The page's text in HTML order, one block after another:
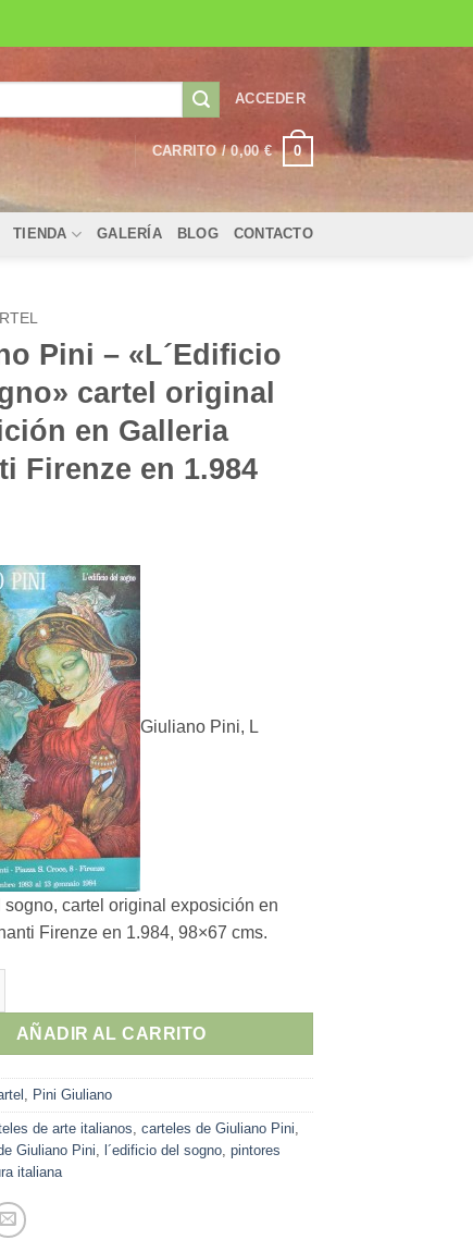
ACCEDER
CARRITO /0,00€ 0
TIENDA GALERÍA BLOG CONTACTO
Pini – «L´Edificio
cartel original
en Galleria
Firenze en 1.984
Giuliano Pini, L
sogno, cartel original exposición en
Firenze en 1.984, 98×67 cms.
- "L´Edificio del sogno" cartel original exposición en Galleria
AÑADIR AL CARRITO
Pini Giuliano
de arte italianos ,carteles de Giuliano Pini
Giuliano Pini ,l´edificio del sogno ,pintores
italiana